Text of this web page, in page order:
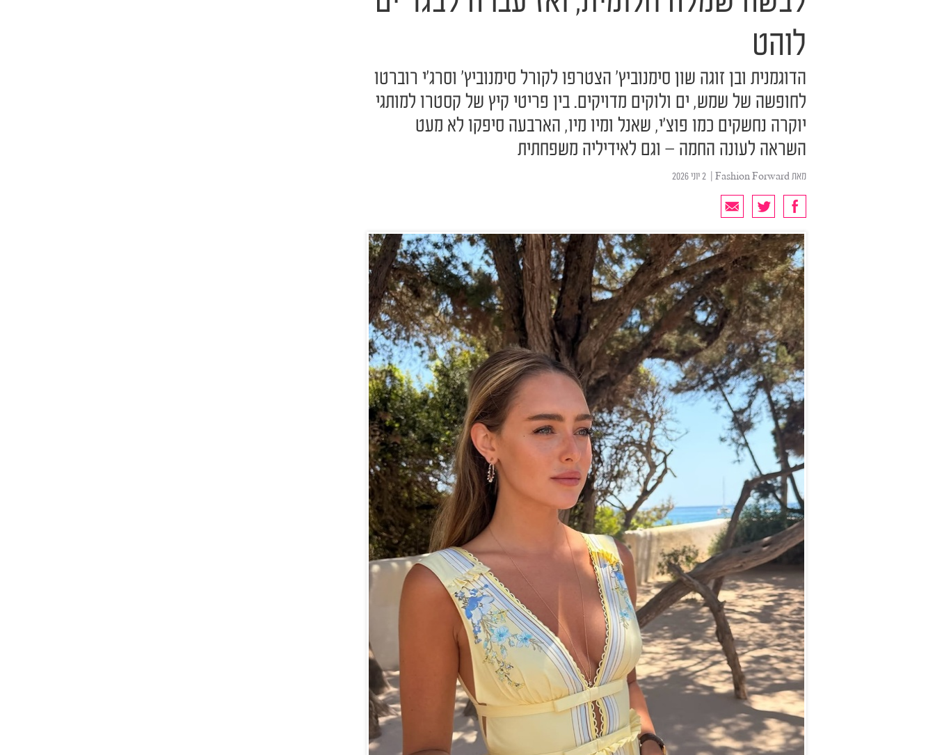
לוהט
הדוגמנית ובן זוגה שון סימנוביץ' הצטרפו לקורל סימנוביץ' וסרג'י רוברטו
לחופשה של שמש, ים ולוקים מדויקים. בין פריטי קיץ של קסטרו למותגי
יוקרה נחשקים כמו פוצ'י, שאנל ומיו מיו, הארבעה סיפקו לא מעט
השראה לעונה החמה – וגם לאידיליה משפחתית
מאתFashion Forward